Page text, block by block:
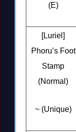
(E)
[Luriel]
Phoru’s Foot
Stamp
(Normal)
~ (Unique)